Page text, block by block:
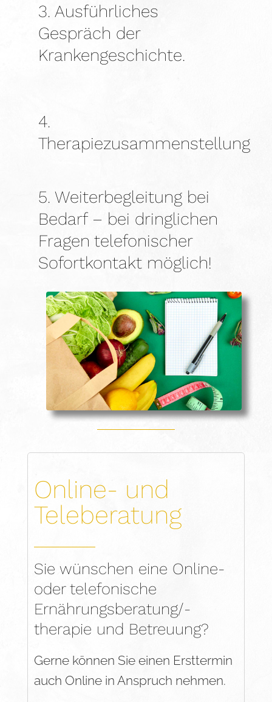
3. Ausführliches
Gespräch der
Krankengeschichte.
4.
Therapiezusammenstellung
5. Weiterbegleitung bei
Bedarf – bei dringlichen
Fragen telefonischer
Sofortkontakt möglich!
Online- und
Teleberatung
Sie wünschen eine Online-
oder telefonische
Ernährungsberatung/-
therapie und Betreuung?
Gerne können Sie einen Ersttermin
auch Online in Anspruch nehmen.